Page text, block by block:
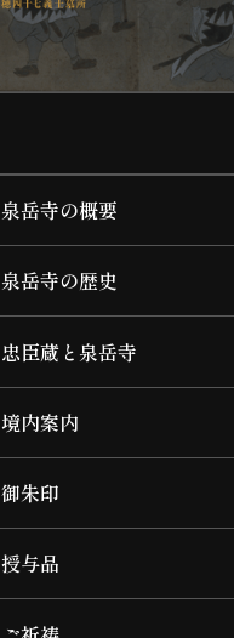
泉岳寺の概要
泉岳寺の歴史
忠臣蔵と泉岳寺
境内案内
御朱印
授与品